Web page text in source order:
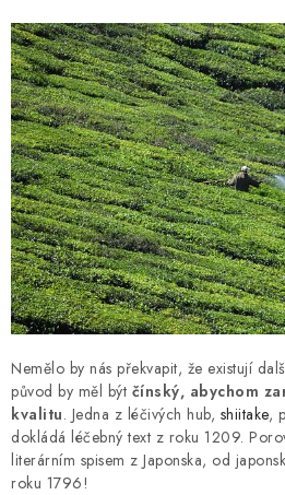
Nemělo by nás překvapit, že existují
původ by měl být čínský, abychom
kvalitu. Jedna z léčivých hub, shiitake,
dokládá léčebný text z roku 1209.
literárním spisem z Japonska, od
roku 1796!